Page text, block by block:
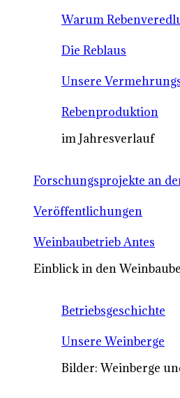
Warum
Die Reblaus
Unsere
Rebenproduktion
im Jahresverlauf
Forschungsprojekte an
Veröffentlichungen
Weinbaubetrieb Antes
Einblick in den
Betriebsgeschichte
Unsere Weinberge
Bilder: Weinberge